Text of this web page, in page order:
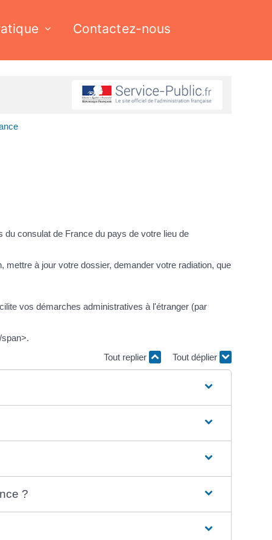
Contactez-nous
consulat de France du pays de votre lieu de
à jour votre dossier, demander votre radiation, que
vos démarches administratives à l'étranger (par
Tout replier
Tout déplier
?